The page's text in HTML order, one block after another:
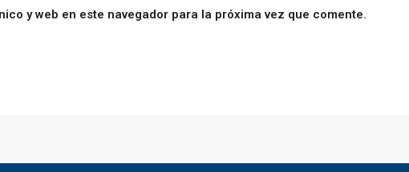
y web en este navegador para la próxima vez que comente.